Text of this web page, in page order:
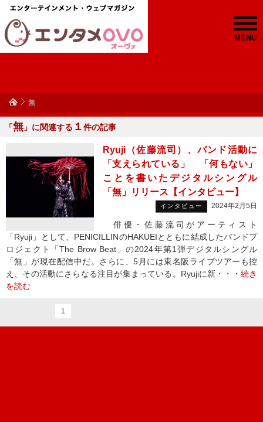
MENU
無
「無 」に関連する １ 件の記事
Ryuji（佐藤流司）、バンド活動に
「支えられている」 「何もない」
ことを書いたデジタルシングル
「無」リリース【インタビュー】
インタビュー 2024年2月5日
俳優・佐藤流司がアーティスト
「Ryuji」として、PENICILLINのHAKUEIとともに結成したバンドプ
ロジェクト「The Brow Beat」の2024年第1弾デジタルシングル
「無」が現在配信中だ。さらに、5月には東名阪ライブツアーも控
え、その活動にさらなる注目が集まっている。Ryujiに新・・・ 続き
を読む
1